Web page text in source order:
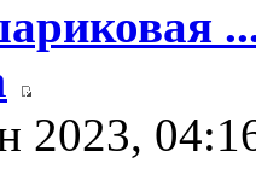
2023,